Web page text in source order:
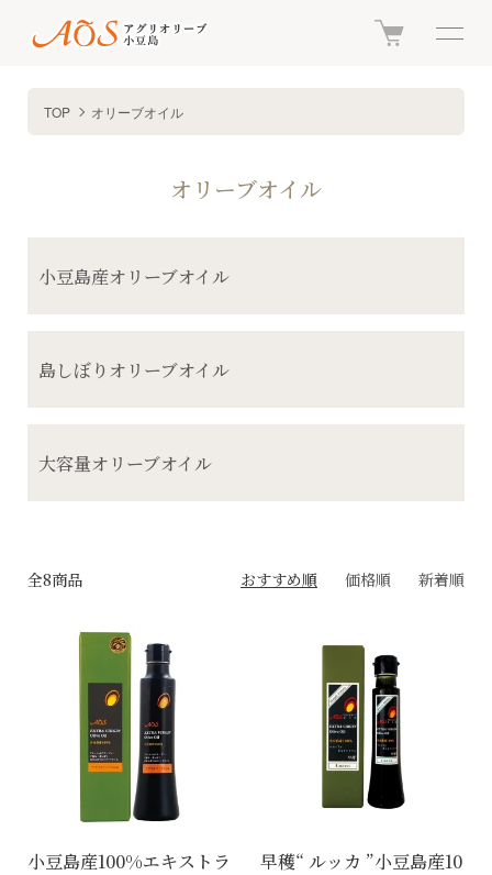
TOP オリーブオイル
オリーブオイル
小豆島産オリーブオイル
島しぼりオリーブオイル
大容量オリーブオイル
全8商品 おすすめ順 価格順 新着順
小豆島産100%エキストラ
早穫“ ルッカ ”小豆島産10